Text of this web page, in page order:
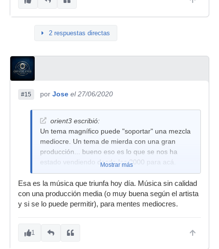
2 respuestas directas
#15 por Jose el 27/06/2020
orient3 escribió:
Un tema magnífico puede "soportar" una mezcla
mediocre. Un tema de mierda con una gran
producción... bueno eso es lo que se nos ha
estado vendiendo desde los 2000 para acá.
Mostrar más
Esa es la música que triunfa hoy día. Música sin calidad
con una producción media (o muy buena según el artista
y si se lo puede permitir), para mentes mediocres.
1